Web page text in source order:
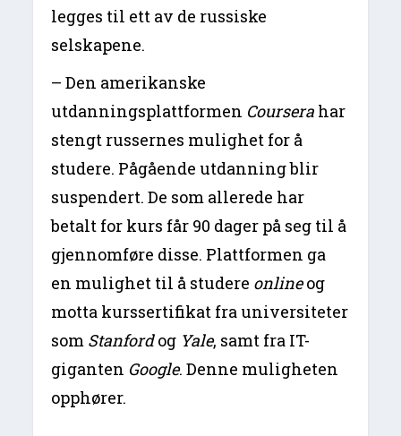
legges til ett av de russiske
selskapene.
– Den amerikanske
utdanningsplattformen Coursera har
stengt russernes mulighet for å
studere. Pågående utdanning blir
suspendert. De som allerede har
betalt for kurs får 90 dager på seg til å
gjennomføre disse. Plattformen ga
en mulighet til å studere onlineog
motta kurssertifikat fra universiteter
som Stanfordog Yale, samt fra IT-
giganten Google. Denne muligheten
opphører.